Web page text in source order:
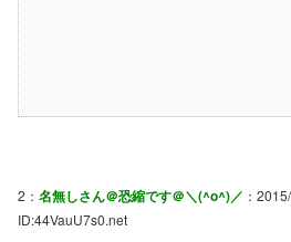
2： 名無しさん＠恐縮です＠＼(^o^)／ ：
ID:44VauU7s0.net